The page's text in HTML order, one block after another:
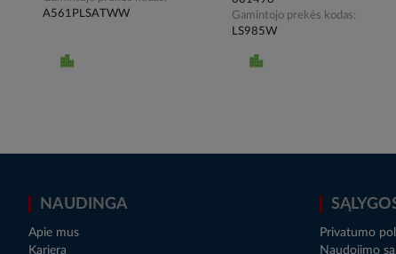
A561PLSATWW
Gamintojo prekės kodas
LS985W
NAUDINGA
Apie mus
Karjera
Privatumo
Naudojimo